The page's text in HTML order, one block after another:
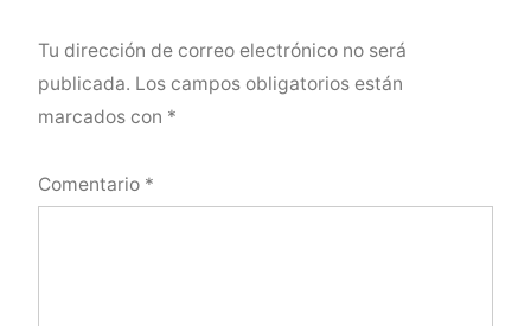
Tu dirección de correo electrónico no será
publicada. Los campos obligatorios están
marcados con *
Comentario *